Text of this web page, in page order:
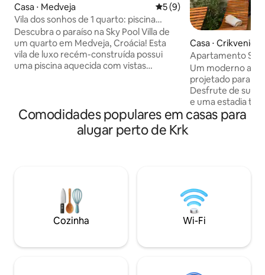
Casa ⋅ Medveja 5 de uma avaliação média
5 (9)
Vila dos sonhos de 1 quarto: piscina
aquecida, jacuzzi e sauna!
Descubra o paraíso na Sky Pool Villa de
um quarto em Medveja, Croácia! Esta
vila de luxo recém-construída possui
uma piscina aquecida com vistas
amplo terraço. No interior, desfrute de
uma cozinha totalmente mobiliada, uma
aconchegante sala de estar com uma
inesquecíveis. Reserve agora para a
melhor viagem!
Casa ⋅ Crikvenica
Apartamento Spa
Sauna
Um moderno
projetado para
Desfrute de sua
e uma estadia
Este confortável
uma jacuzzi
uma área
perfeito para
relaxamento com
restaurantes e
Comodidades populares em casas para
alugar perto de Krk
Cozinha Wi-Fi